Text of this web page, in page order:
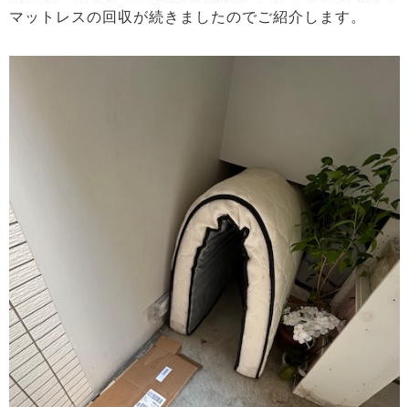
マットレスの回収が続きましたのでご紹介します。